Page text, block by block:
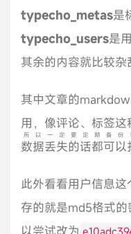
typecho_metas是
typecho_users是
其余的内容就比较
其中文章的
用，像评论、标签这
数据丢失的话都可以
所以一定要定期备份
此外看看用户信息
存的就是md5格式
以尝试改为